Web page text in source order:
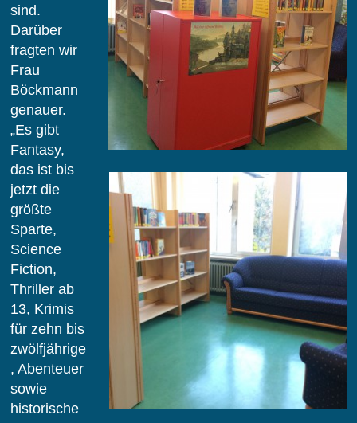
sind.
Darüber
fragten wir
Frau
Böckmann
genauer.
„Es gibt
Fantasy,
das ist bis
jetzt die
größte
Sparte,
Science
Fiction,
Thriller ab
13, Krimis
für zehn bis
zwölfjährige
, Abenteuer
sowie
historische